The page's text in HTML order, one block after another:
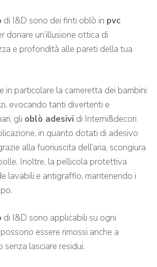
di I&D sono dei finti oblò in pvc
donare un’illusione ottica di
e profondità alle pareti della tua
in particolare la cameretta dei bambini
evocando tanti divertenti e
gli oblò adesivi di Interni&decori
in quanto dotati di adesivo
alla fuoriuscita dell’aria, scongiura
Inoltre, la pellicola protettiva
lavabili e antigraffio, mantenendo i
di I&D sono applicabili su ogni
essere rimossi anche a
lasciare residui.